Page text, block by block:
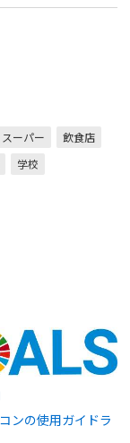
スーパー
飲食店
学校
ンの使用ガイドラ